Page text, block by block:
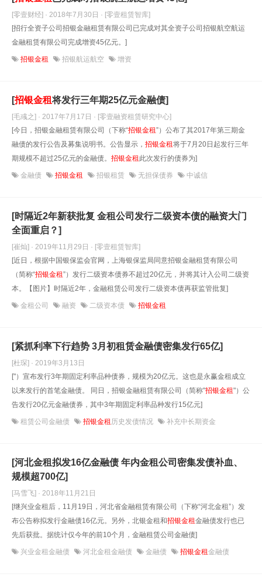
[零壹财经] · 2018年7月30日 · [零壹租赁智库]
[招行全资子公司招银金融租赁有限公司已完成对其全资子公司招银航空航运
金融租赁有限公司完成增资45亿元。]
招银金租 招银航运航空 增资
[招银金租将发行三年期25亿元金融债]
[毛彧之] · 2017年7月17日 · [零壹融资租赁研究中心]
[今日，招银金融租赁有限公司（下称“招银金租”）公布了其2017年第三期金
融债的发行公告及募集说明书。公告显示， 招银金租将于7月20日起发行三年
期规模不超过25亿元的金融债。 招银金租 此次发行的债券为]
金融债 招银金租 招银租赁 无担保债券 中诚信
[时隔近2年新获批复 金租公司发行二级资本债的融资大门
全面重启？]
[崔灿] · 2019年11月29日 · [零壹租赁智库]
[近日，根据中国银保监会官网，上海银保监局同意招银金融租赁有限公司
（简称“招银金租”）发行二级资本债券不超过20亿元，并将其计入公司二级资
本。【图片】时隔近2年，金融租赁公司发行二级资本债再获监管批复]
金租公司 融资 二级资本债 招银金租
[紧抓利率下行趋势 3月初租赁金融债密集发行65亿]
[杜琛] · 2019年3月13日
["）宣布发行3年期固定利率品种债券，规模为20亿元。这也是永赢金租成立
以来发行的首笔金融债。 同日，招银金融租赁有限公司（简称"招银金租"）公
告发行20亿元金融债券，其中3年期固定利率品种发行15亿元]
租赁公司金融债 招银金租 历史发债情况 补充中长期资金
[河北金租拟发16亿金融债 年内金租公司密集发债补血、
规模超700亿]
[马雪飞] · 2018年11月21日
[继兴业金租后，11月19日，河北省金融租赁有限公司（下称“河北金租”）发
布公告称拟发行金融债16亿元。另外，北银金租和招银金租金融债发行也已
先后获批。据统计仅今年的前10个月，金融租赁公司金融债]
兴业金租金融债 河北金租金融债 金融债 招银金租金融债